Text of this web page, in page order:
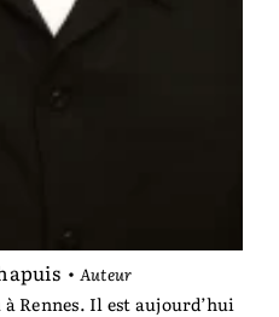
• Auteur
Rennes. Il est aujourd’hui